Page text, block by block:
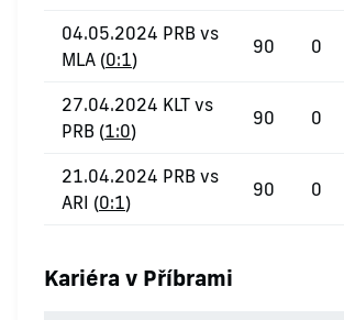
04.05.2024 PRB vs
MLA (0:1)
90 0
27.04.2024 KLT vs
PRB (1:0)
90 0
21.04.2024 PRB vs
ARI (0:1)
90 0
Kariéra v Příbrami